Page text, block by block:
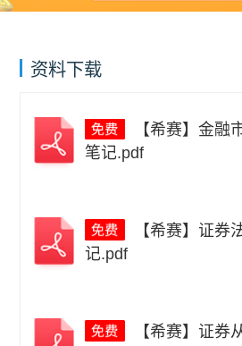
资料下载
笔记.pdf
记.pdf